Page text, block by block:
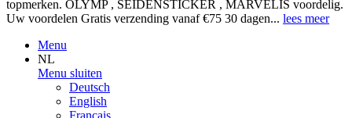
topmerken. OLYMP , SEIDENSTICKER , MARVELIS voordelig.
Uw voordelen Gratis verzending vanaf €75 30 dagen... lees meer
Menu
NL
Menu sluiten
Deutsch
English
Français